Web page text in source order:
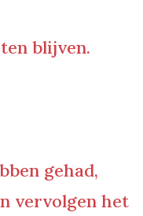
blijven.
gehad,
vervolgen het